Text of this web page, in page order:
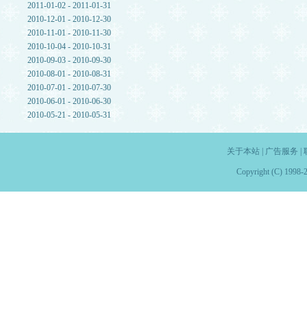
2011-01-02 - 2011-01-31
2010-12-01 - 2010-12-30
2010-11-01 - 2010-11-30
2010-10-04 - 2010-10-31
2010-09-03 - 2010-09-30
2010-08-01 - 2010-08-31
2010-07-01 - 2010-07-30
2010-06-01 - 2010-06-30
2010-05-21 - 2010-05-31
关于本站| 广告服务
Copyright (C) 1998-